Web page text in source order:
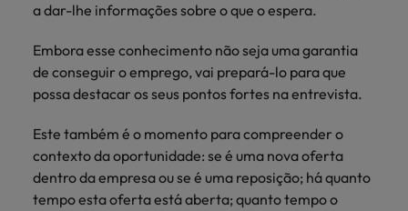
a dar-lhe informações sobre o que o espera.
Embora esse conhecimento não seja uma garantia
de conseguir o emprego, vai prepará-lo para que
possa destacar os seus pontos fortes na entrevista.
Este também é o momento para compreender o
contexto da oportunidade: se é uma nova oferta
dentro da empresa ou se é uma reposição; há quanto
tempo esta oferta está aberta; quanto tempo o